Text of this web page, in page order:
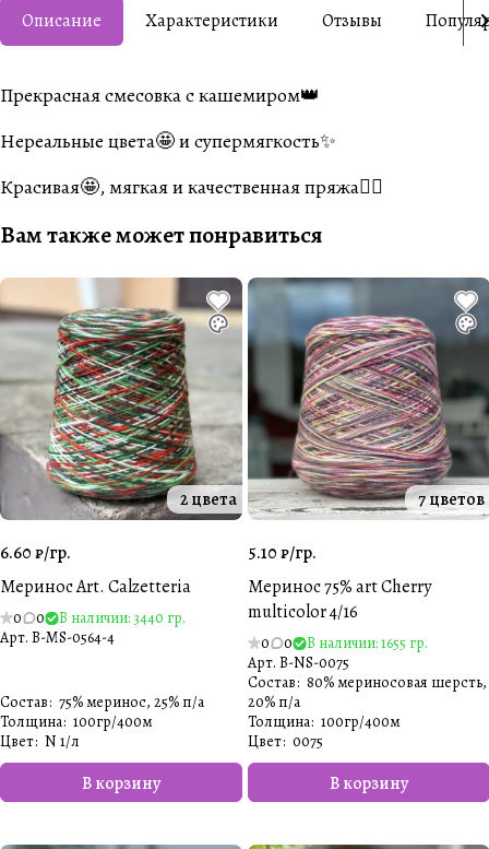
Описание Характеристики Отзывы
Прекрасная смесовка с кашемиром👑
Нереальные цвета🤩 и супермягкость✨
Красивая🤩, мягкая и качественная пряжа👍🏼
Вам также может понравиться
2 цвета
6.60 ₽/гр.
Меринос Art. Calzetteria
0 0
В наличии: 3440 гр.
Арт. B-MS-0564-4
В корзину
Состав: 75% меринос, 25% п/а
Толщина: 100гр/400м
Цвет: N 1/л
7 цветов
5.10 ₽/гр.
Меринос 75% art Cherry
multicolor 4/16
0 0
В наличии: 1655 гр.
Арт. B-NS-0075
В корзину
Состав: 80% мериносовая шерсть,
20% п/а
Толщина: 100гр/400м
Цвет: 0075